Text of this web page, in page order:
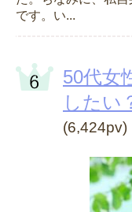
です。い...
50代女
したい
(6,424pv)